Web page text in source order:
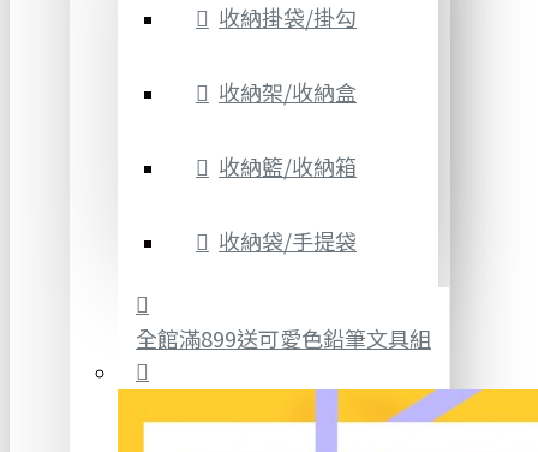
收納掛袋/掛勾
收納架/收納盒
收納籃/收納箱
收納袋/手提袋
全館滿899送可愛色鉛筆文具組